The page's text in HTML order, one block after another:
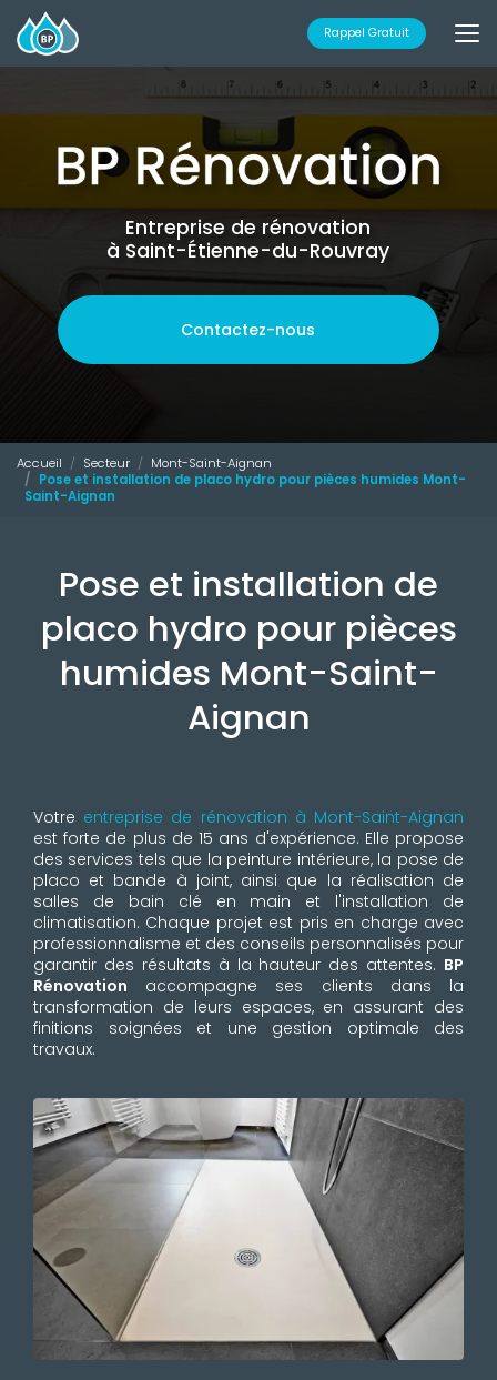
au
contenu
principal
Rappel Gratuit
Entreprise de rénovation
à Saint-Étienne-du-Rouvray
Contactez-nous
Accueil Secteur
Mont-Saint-Aignan
Pose et installation de placo hydro pour pièces humides Mont-
Saint-Aignan
Pose et installation de
placo hydro pour pièces
humides Mont-Saint-
Aignan
Votre entreprise de rénovation à Mont-Saint-Aignan
est forte de plus de 15 ans d'expérience. Elle propose
des services tels que la peinture intérieure, la pose de
placo et bande à joint, ainsi que la réalisation de
salles de bain clé en main et l'installation de
climatisation. Chaque projet est pris en charge avec
professionnalisme et des conseils personnalisés pour
garantir des résultats à la hauteur des attentes. BP
Rénovation accompagne ses clients dans la
transformation de leurs espaces, en assurant des
finitions soignées et une gestion optimale des
travaux.